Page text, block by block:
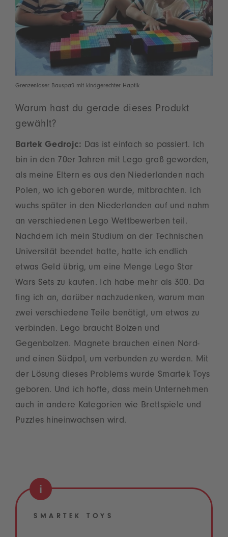
Grenzenloser Bauspaß mit kindgerechter Haptik
Warum hast du gerade dieses Produkt
gewählt?
Bartek Gedrojc: Das ist einfach so passiert. Ich
bin in den 70er Jahren mit Lego groß geworden,
als meine Eltern es aus den Niederlanden nach
Polen, wo ich geboren wurde, mitbrachten. Ich
wuchs später in den Niederlanden auf und nahm
an verschiedenen Lego Wettbewerben teil.
Nachdem ich mein Studium an der Technischen
Universität beendet hatte, hatte ich endlich
etwas Geld übrig, um eine Menge Lego Star
Wars Sets zu kaufen. Ich habe mehr als 300. Da
fing ich an, darüber nachzudenken, warum man
zwei verschiedene Teile benötigt, um etwas zu
verbinden. Lego braucht Bolzen und
Gegenbolzen. Magnete brauchen einen Nord-
und einen Südpol, um verbunden zu werden. Mit
der Lösung dieses Problems wurde Smartek Toys
geboren. Und ich hoffe, dass mein Unternehmen
auch in andere Kategorien wie Brettspiele und
Puzzles hineinwachsen wird.
SMARTEK TOYS